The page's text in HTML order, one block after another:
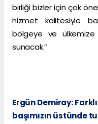
birliği bizler için çok
hizmet kalitesiyle
bölgeye ve ülkemize
sunacak.”
Ergün Demiray:
başımızın üstünde